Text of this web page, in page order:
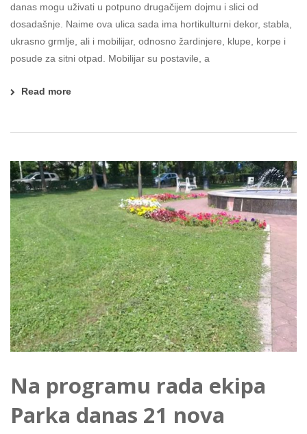
danas mogu uživati u potpuno drugačijem dojmu i slici od
dosadašnje. Naime ova ulica sada ima hortikulturni dekor, stabla,
ukrasno grmlje, ali i mobilijar, odnosno žardinjere, klupe, korpe i
posude za sitni otpad. Mobilijar su postavile, a
Read more
Na programu rada ekipa
Parka danas 21 nova